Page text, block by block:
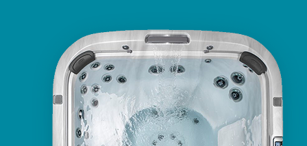
Бренд: Aquavia
Коллекция: Спа бассейны
Артикул: 43598